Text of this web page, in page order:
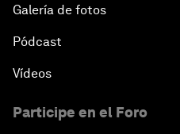
Galería de fotos
Pódcast
Vídeos
Participe en el Foro